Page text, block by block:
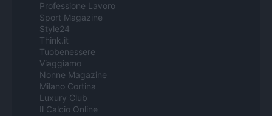
Professione Lavoro
Sport Magazine
Style24
Think.it
Tuobenessere
Viaggiamo
Nonne Magazine
Milano Cortina
Luxury Club
Il Calcio Online